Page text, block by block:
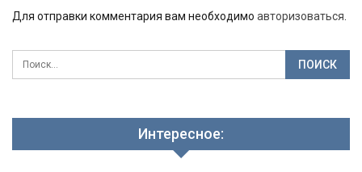
Для отправки комментария вам необходимо авторизоваться
Интересное: